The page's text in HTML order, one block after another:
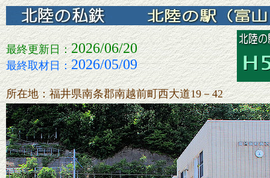
最終更新日：2026/06/20
最終取材日：2026/05/09
所在地：福井県南条郡南越前町西大道19－42